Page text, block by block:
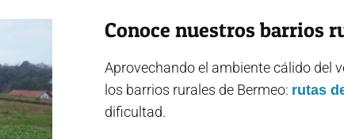
Conoce nuestros barrios
Aprovechando el ambiente cálido del
los barrios rurales de Bermeo: rutas
dificultad.